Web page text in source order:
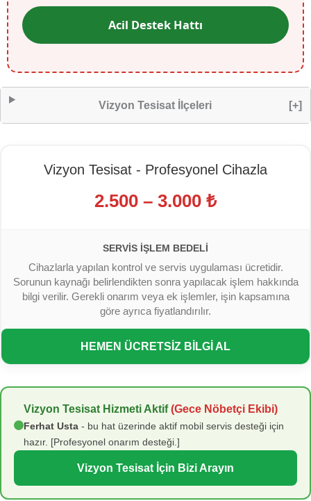
Acil Destek Hattı
Vizyon Tesisat İlçeleri [+]
Vizyon Tesisat - Profesyonel Cihazla
2.500 – 3.000 ₺
SERVIS İŞLEM BEDELI
Cihazlarla yapılan kontrol ve servis uygulaması ücretidir.
Sorunun kaynağı belirlendikten sonra yapılacak işlem hakkında
bilgi verilir. Gerekli onarım veya ek işlemler, işin kapsamına
göre ayrıca fiyatlandırılır.
HEMEN ÜCRETSİZ BİLGİ AL
Vizyon Tesisat Hizmeti Aktif(Gece Nöbetçi Ekibi)
Ferhat Usta - bu hat üzerinde aktif mobil servis desteği için
hazır. [Profesyonel onarım desteği.]
Vizyon Tesisat İçin Bizi Arayın